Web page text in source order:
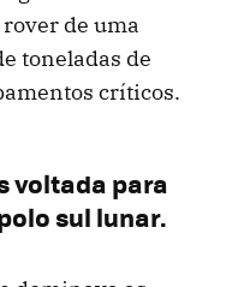
de uma
toneladas de
críticos.
voltada para
sul lunar.